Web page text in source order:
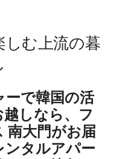
しむ上流の暮
ーで韓国の活
しなら、フ
南大門がお届
ンタルアパー